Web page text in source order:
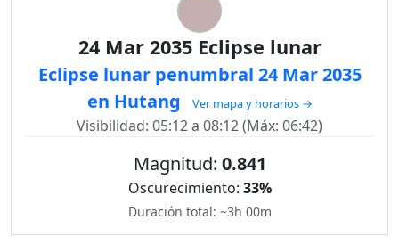
24 Mar 2035 Eclipse lunar
Eclipse lunar penumbral 24 Mar 2035
en Hutang
Ver mapa y horarios →
Visibilidad: 05:12 a 08:12 (Máx: 06:42)
Magnitud: 0.841
Oscurecimiento: 33%
Duración total: ~3h 00m